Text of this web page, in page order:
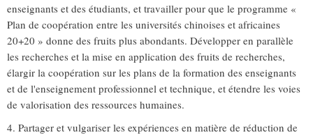
enseignants et des étudiants, et travailler pour que le programme «
Plan de coopération entre les universités chinoises et africaines
20+20 » donne des fruits plus abondants. Développer en parallèle
les recherches et la mise en application des fruits de recherches,
élargir la coopération sur les plans de la formation des enseignants
et de l'enseignement professionnel et technique, et étendre les voies
de valorisation des ressources humaines.
4. Partager et vulgariser les expériences en matière de réduction de